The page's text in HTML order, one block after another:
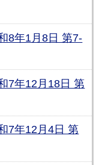
8年1月8日 第7-
7年12月18日 第
7年12月4日 第